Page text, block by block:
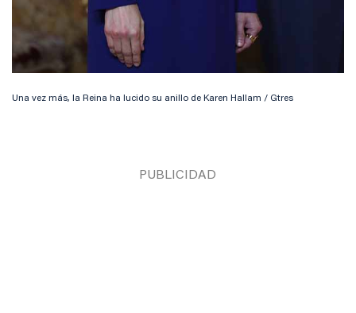
Una vez más, la Reina ha lucido su anillo de Karen Hallam / Gtres